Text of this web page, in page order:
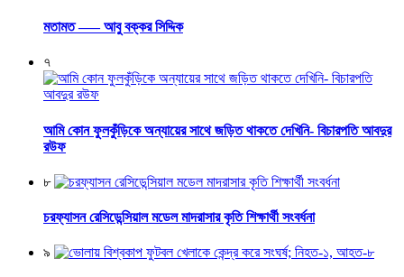
মতামত —– আবু বক্কর সিদ্দিক
৭
আমি কোন ফুলকুঁড়িকে অন্যায়ের সাথে জড়িত থাকতে দেখিনি- বিচারপতি আবদুর
রউফ
৮
চরফ্যাসন রেসিডেন্সিয়াল মডেল মাদরাসার কৃতি শিক্ষার্থী সংবর্ধনা
৯